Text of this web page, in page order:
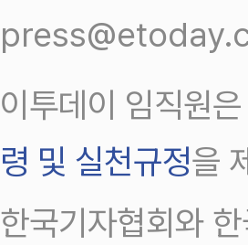
이투데이 임직원
령 및 실천규정을
한국기자협회와